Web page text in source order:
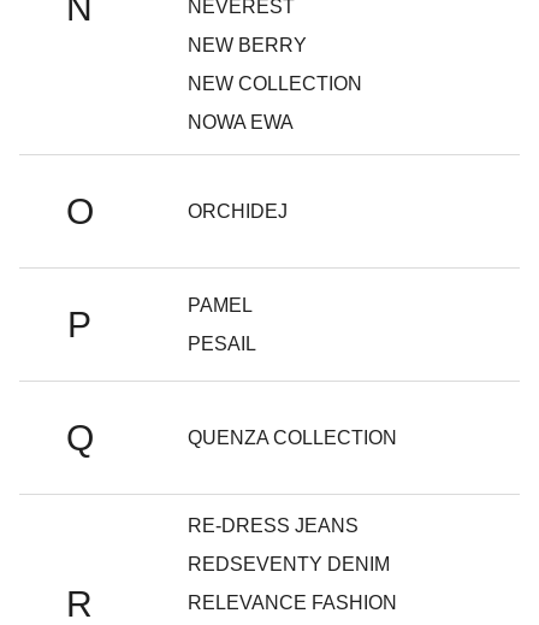
NEVEREST
NEW BERRY
NEW COLLECTION
NOWA EWA
O ORCHIDEJ
P
PAMEL
PESAIL
Q QUENZA COLLECTION
R
RE-DRESS JEANS
REDSEVENTY DENIM
RELEVANCE FASHION